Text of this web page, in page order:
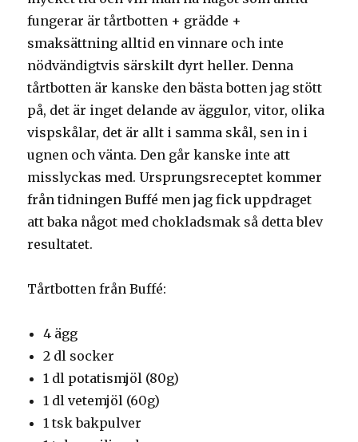
fungerar är tårtbotten + grädde +
smaksättning alltid en vinnare och inte
nödvändigtvis särskilt dyrt heller. Denna
tårtbotten är kanske den bästa botten jag stött
på, det är inget delande av äggulor, vitor, olika
vispskålar, det är allt i samma skål, sen in i
ugnen och vänta. Den går kanske inte att
misslyckas med. Ursprungsreceptet kommer
från tidningen Buffé men jag fick uppdraget
att baka något med chokladsmak så detta blev
resultatet.
Tårtbotten från Buffé:
4 ägg
2 dl socker
1 dl potatismjöl (80g)
1 dl vetemjöl (60g)
1 tsk bakpulver